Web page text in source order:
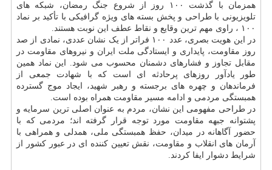
همزمان با گذشت ۱۰۰ روز از شروع جنگ رمضان، شبکه های
تلویزیونی با طراحی و پخش بسته های ویژه گرافیکی با تأکید بر نماد
۱۰۰ ، راوی مهم ترین وقایع و نقاط عطف این نوبت هستند.
در این هویت بصری، عدد ۱۰۰ فراتر از یک نشان عددی، نمادی از صد
روز مقاومت، پایداری و ایستادگی ملت ایران و نیروهای مقاومت در
مقابل تجاوز و فشارهای دشمنان محسوب می شود. این نماد همین
طور یادآور روزهای پرحادثه ای است که با شهادت جمعی از
فرماندهان و چهره های برجسته و رهبر شهید، ایجاد موج گسترده
همبستگی مردمی و ادامه مسیر مقاومت همراه بوده است.
در طراحی مفهومی این نشان، مردم به عنوان اصلی ترین سرمایه و
پشتوانه جبهه مقاومت مورد توجه قرار گرفته اند؛ مردمی که با
حضور آگاهانه در میدان، حفظ همبستگی ملی، همدلی و همراهی با
آرمان های انقلاب و مقاومت، نقش تعیین کننده ای در عبور کشور از
شرایط دشوار ایفا کردند.